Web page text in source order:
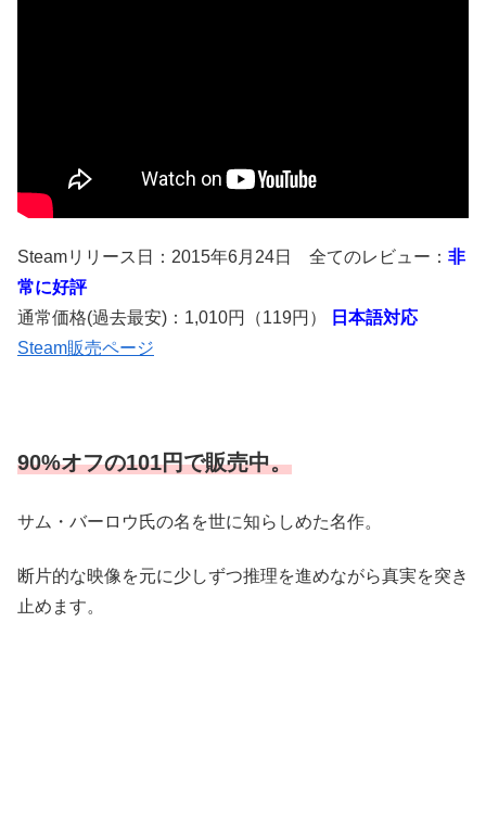
Steamリリース日：2015年6月24日 全てのレビュー： 非
常に好評
通常価格(過去最安)：1,010円（119円）
日本語対応
Steam販売ページ
90%オフの101円で販売中。
サム・バーロウ氏の名を世に知らしめた名作。
断片的な映像を元に少しずつ推理を進めながら真実を突き
止めます。